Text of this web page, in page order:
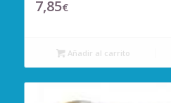
7,85€
Añadir al carrito